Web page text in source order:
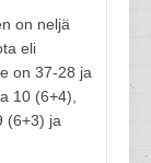
on neljä
eli
on 37-28 ja
10 (6+4),
(6+3) ja